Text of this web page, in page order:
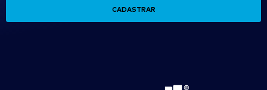
CADASTRAR